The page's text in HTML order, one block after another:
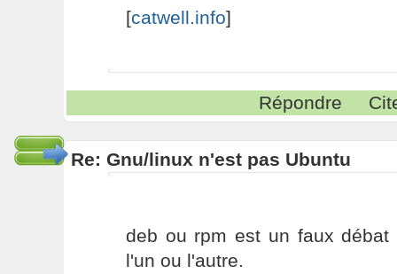
[catwell.info]
Répondre
Re: Gnu/linux n'est pas Ubuntu
deb ou rpm est un faux
l'un ou l'autre.